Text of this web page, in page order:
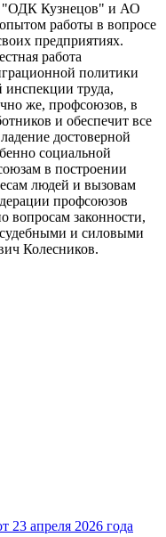
Кузнецов" и АО
работы в вопросе
предприятиях.
работа
политики
инспекции труда,
же, профсоюзов, в
и обеспечит все
достоверной
социальной
в построении
людей и вызовам
профсоюзов
вопросам законности,
и силовыми
Колесников.
апреля 2026 года